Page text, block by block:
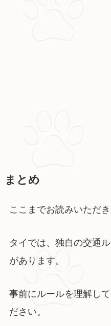
まとめ
ここまでお読みいただ
タイでは、独自の交通
があります。
事前にルールを理解し
ださい。